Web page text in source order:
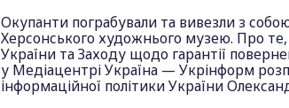
Окупанти пограбували та вивезли з
Херсонського художнього музею. Про
України та Заходу щодо гарантії
у Медіацентрі Україна — Укрінформ
інформаційної політики України